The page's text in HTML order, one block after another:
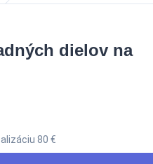
dielov na
80 €